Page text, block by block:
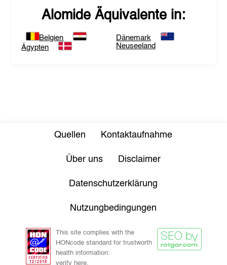
Alomide Äquivalente in:
Belgien
Ägypten
Dänemark
Neuseeland
Quellen Kontaktaufnahme
Über uns Disclaimer
Datenschutzerklärung
Nutzungbedingungen
This site complies with the
HONcode standard for trustworth
health information:
verify here.